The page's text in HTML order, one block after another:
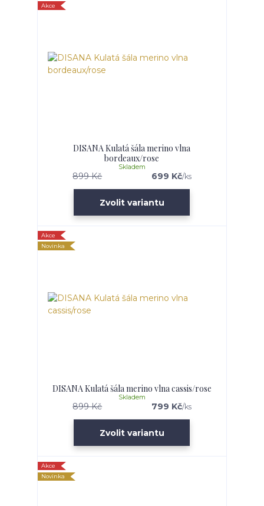
Akce
DISANA Kulatá šála merino vlna
bordeaux/rose
899 Kč 699 Kč/ks
Skladem
Zvolit variantu
Akce
Novinka
DISANA Kulatá šála merino vlna cassis/rose
899 Kč 799 Kč/ks
Skladem
Zvolit variantu
Akce
Novinka